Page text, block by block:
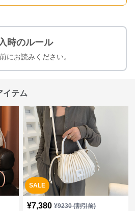
時のルール
にお読みください。
イテム
SALE
¥7,380 ¥9230(割引前)